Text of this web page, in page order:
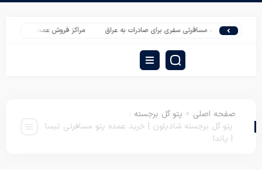
تشک مسافرتی سفری برای صادرات به عراق مراکز فروش عمده پتو در تهران | پتو
صفحه اصلی > پتو گل برجسته :
پتو گل برجسته شادیلون | خرید عمده پتو مسافرتی تیسا
| پاندا